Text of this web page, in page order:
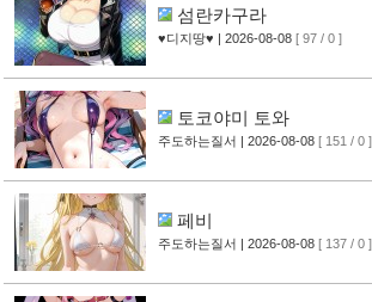
섬란카구라
♥디지땅♥ | 2026-08-08 [ 97 / 0 ]
토코야미 토와
주도하는질서 | 2026-08-08 [ 151 / 0 ]
페비
주도하는질서 | 2026-08-08 [ 137 / 0 ]